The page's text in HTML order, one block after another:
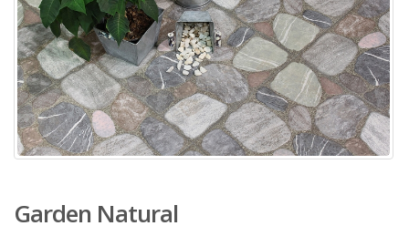
Garden Natural